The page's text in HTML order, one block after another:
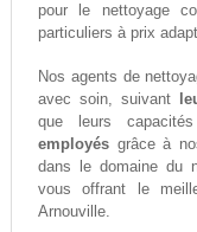
pour le nettoyage
particuliers à prix
Nos agents de
avec soin, suivant
que leurs
employésgrâce à
dans le domaine du
vous offrant le
Arnouville.